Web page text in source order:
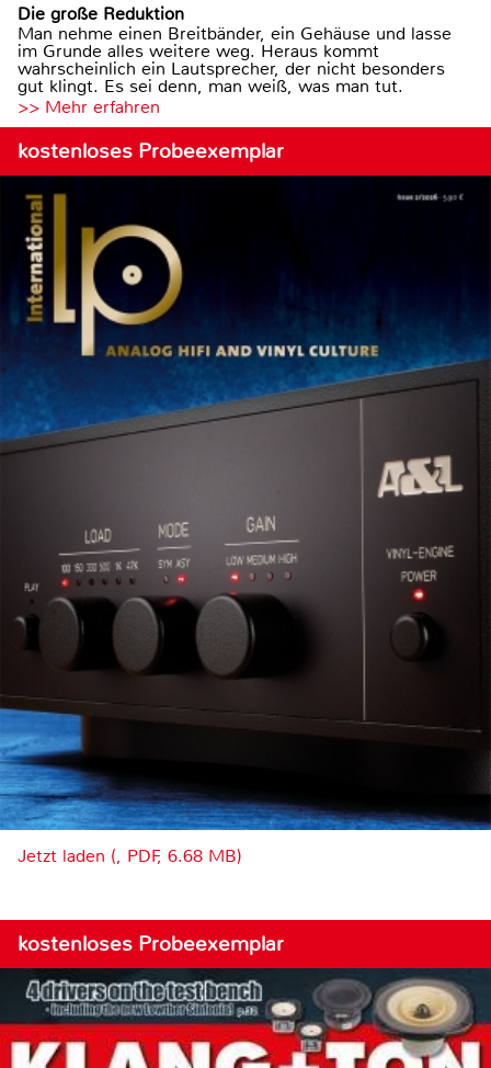
Die große Reduktion
Man nehme einen Breitbänder, ein Gehäuse und lasse
im Grunde alles weitere weg. Heraus kommt
wahrscheinlich ein Lautsprecher, der nicht besonders
gut klingt. Es sei denn, man weiß, was man tut.
>> Mehr erfahren
kostenloses Probeexemplar
Jetzt laden (, PDF, 6.68 MB)
kostenloses Probeexemplar